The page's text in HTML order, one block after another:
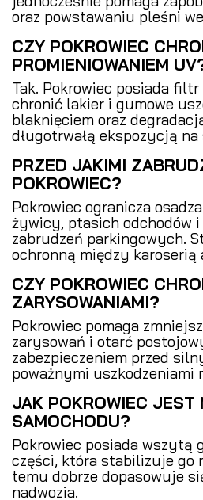
oraz powstawaniu pleśni
CZY POKROWIEC
PROMIENIOWANIEM
Tak. Pokrowiec posiada
chronić lakier i gumowe
blaknięciem oraz
długotrwałą ekspozycją na
PRZED JAKIMI
POKROWIEC?
Pokrowiec ogranicza
żywicy, ptasich odchodów
zabrudzeń parkingowych.
ochronną między karoserią
CZY POKROWIEC
ZARYSOWANIAMI?
Pokrowiec pomaga
zarysowań i otarć
zabezpieczeniem przed
poważnymi uszkodzeniami
JAK POKROWIEC JEST
SAMOCHODU?
Pokrowiec posiada wszytą
części, która stabilizuje go
temu dobrze dopasowuje
nadwozia.